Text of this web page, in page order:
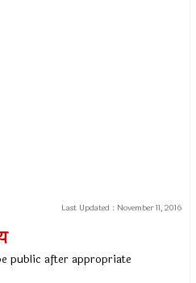
Last Updated : November 11, 2016
public after appropriate